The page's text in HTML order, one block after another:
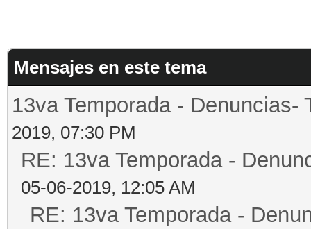
Mensajes en este tema
13va Temporada - Denuncias-
2019, 07:30 PM
RE: 13va Temporada -
05-06-2019, 12:05 AM
RE: 13va Temporada -